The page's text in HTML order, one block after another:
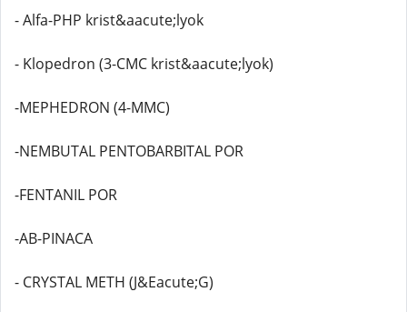
- Alfa-PHP krist&aacute;lyok
- Klopedron (3-CMC krist&aacute;lyok)
-MEPHEDRON (4-MMC)
-NEMBUTAL PENTOBARBITAL POR
-FENTANIL POR
-AB-PINACA
- CRYSTAL METH (J&Eacute;G)